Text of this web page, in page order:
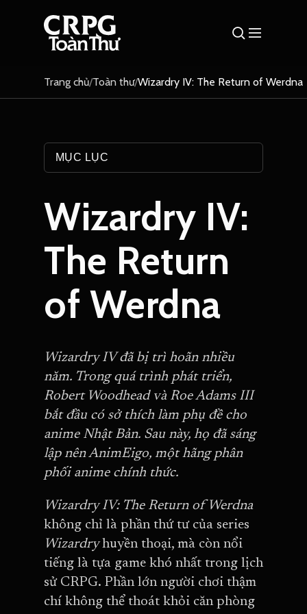
Trang chủ/Toàn thư/Wizardry IV: The Return of Werdna
MỤC LỤC
Wizardry IV:
The Return
of Werdna
Wizardry IV đã bị trì hoãn nhiều
năm. Trong quá trình phát triển,
Robert Woodhead và Roe Adams III
bắt đầu có sở thích làm phụ đề cho
anime Nhật Bản. Sau này, họ đã sáng
lập nên AnimEigo, một hãng phân
phối anime chính thức.
Wizardry IV: The Return of Werdna
không chỉ là phần thứ tư của series
Wizardryhuyền thoại, mà còn nổi
tiếng là tựa game khó nhất trong lịch
sử CRPG. Phần lớn người chơi thậm
chí không thể thoát khỏi căn phòng